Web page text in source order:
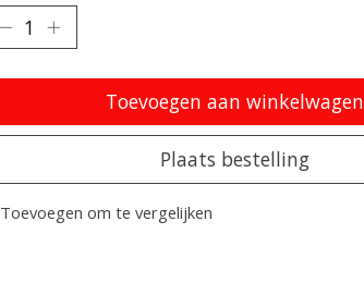
Toevoegen aan winkelwagen
Plaats bestelling
Toevoegen om te vergelijken